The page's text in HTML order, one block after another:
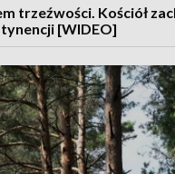
trzeźwości. Kościół
[WIDEO]